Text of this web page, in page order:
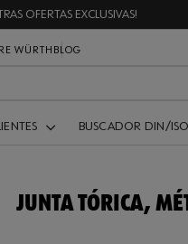
OFERTAS EXCLUSIVAS!
WÜRTH BLOG
BUSCADOR DIN/ISO
JUNTA TÓRICA,